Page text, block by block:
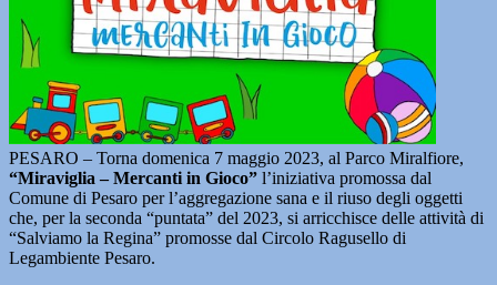
PESARO – Torna domenica 7 maggio 2023, al Parco Miralfiore,
“Miraviglia – Mercanti in Gioco” l’iniziativa promossa dal
Comune di Pesaro per l’aggregazione sana e il riuso degli oggetti
che, per la seconda “puntata” del 2023, si arricchisce delle attività di
“Salviamo la Regina” promosse dal Circolo Ragusello di
Legambiente Pesaro.